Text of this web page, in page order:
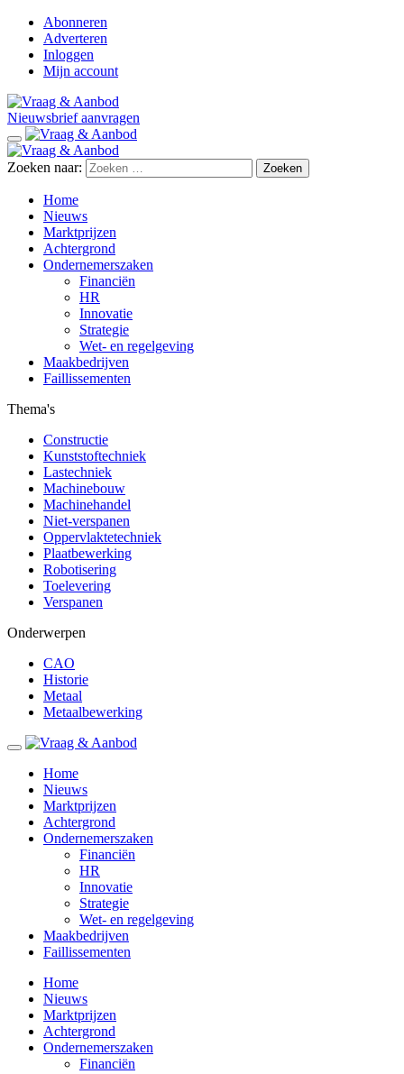
Abonneren
Adverteren
Inloggen
Mijn account
Nieuwsbrief aanvragen
Zoeken naar:
Home
Nieuws
Marktprijzen
Achtergrond
Ondernemerszaken
Financiën
HR
Innovatie
Strategie
Wet- en regelgeving
Maakbedrijven
Faillissementen
Thema's
Constructie
Kunststoftechniek
Lastechniek
Machinebouw
Machinehandel
Niet-verspanen
Oppervlaktetechniek
Plaatbewerking
Robotisering
Toelevering
Verspanen
Onderwerpen
CAO
Historie
Metaal
Metaalbewerking
Home
Nieuws
Marktprijzen
Achtergrond
Ondernemerszaken
Financiën
HR
Innovatie
Strategie
Wet- en regelgeving
Maakbedrijven
Faillissementen
Home
Nieuws
Marktprijzen
Achtergrond
Ondernemerszaken
Financiën